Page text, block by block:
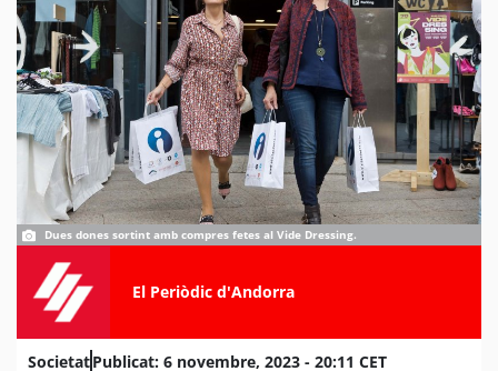
Dues dones sortint amb compres fetes al Vide Dressing.
El Periòdic d'Andorra
SocietatPublicat: 6 novembre, 2023 - 20:11 CET